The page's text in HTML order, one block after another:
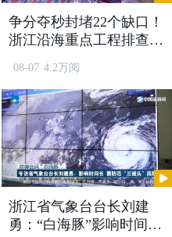
一辆辆满载稻谷的
验、过磅等环节
可以直接入库。此
争分夺秒封堵22个缺口！
浙江沿海重点工程排查安
08-07 4.2万阅
浙江省气象台台长刘建
勇：“白海豚”影响时间长